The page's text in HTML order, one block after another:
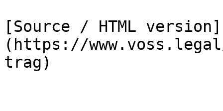
[Source / HTML version]
(https://